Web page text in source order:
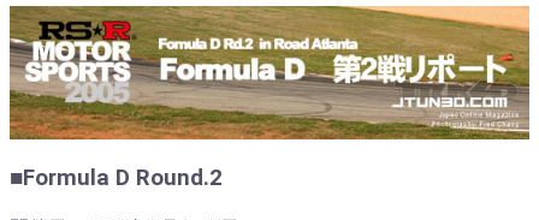
■Formula D Round.2